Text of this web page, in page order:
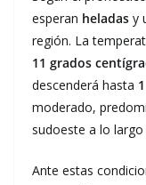
esperan heladas y
región. La
11 grados
descenderá hasta
moderado,
sudoeste a lo largo
Ante estas